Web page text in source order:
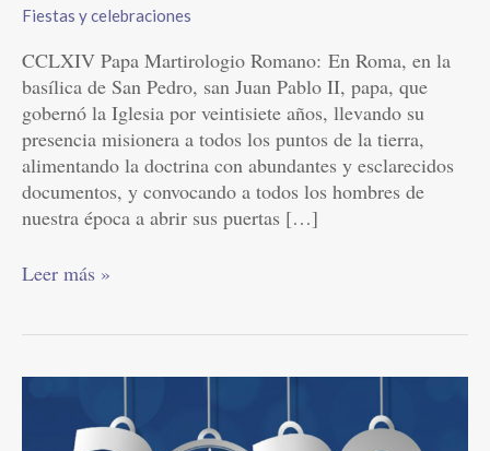
Fiestas y celebraciones
CCLXIV Papa Martirologio Romano: En Roma, en la
basílica de San Pedro, san Juan Pablo II, papa, que
gobernó la Iglesia por veintisiete años, llevando su
presencia misionera a todos los puntos de la tierra,
alimentando la doctrina con abundantes y esclarecidos
documentos, y convocando a todos los hombres de
nuestra época a abrir sus puertas […]
Leer más »